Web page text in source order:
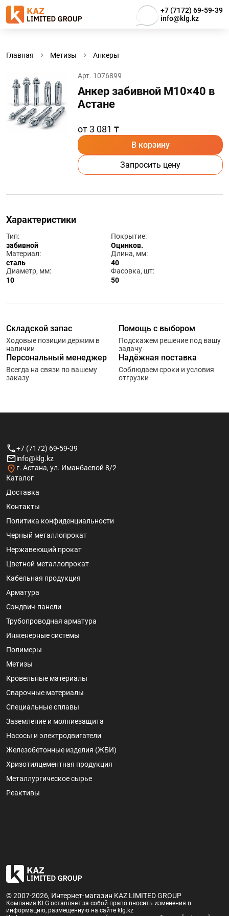
+7 (7172) 69-59-39
info@klg.kz
Главная Метизы Анкеры
Арт. 1076899
Анкер забивной М10×40 в
Астанe
от 3 081 ₸
В корзину
Запросить цену
Характеристики
Тип:
забивной
Покрытие:
Оцинков.
Материал:
сталь
Длина, мм:
40
Диаметр, мм:
10
Фасовка, шт:
50
Складской запас
Ходовые позиции держим в
наличии
Помощь с выбором
Подскажем решение под вашу
задачу
Персональный менеджер
Всегда на связи по вашему
заказу
Надёжная поставка
Соблюдаем сроки и условия
отгрузки
+7 (7172) 69-59-39
info@klg.kz
г. Астана, ул. Иманбаевой 8/2
Каталог
Доставка
Контакты
Политика конфиденциальности
Черный металлопрокат
Нержавеющий прокат
Цветной металлопрокат
Кабельная продукция
Арматура
Сэндвич-панели
Трубопроводная арматура
Инженерные системы
Полимеры
Метизы
Кровельные материалы
Сварочные материалы
Специальные сплавы
Заземление и молниезащита
Насосы и электродвигатели
Железобетонные изделия (ЖБИ)
Хризотилцементная продукция
Металлургическое сырье
Реактивы
© 2007-2026, Интернет-магазин KAZ LIMITED GROUP
Компания KLG оставляет за собой право вносить изменения в
информацию, размещенную на сайте klg.kz